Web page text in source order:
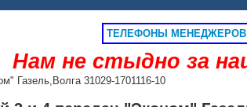
ТЕЛЕФОНЫ МЕНЕДЖЕРОВ
Нам не стыдно за
Газель,Волга 31029-1701116-10